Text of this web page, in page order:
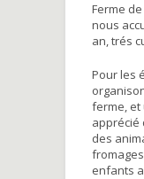
Ferme
nous
an, trés
Pour les
ferme, et
apprécié
des
enfants